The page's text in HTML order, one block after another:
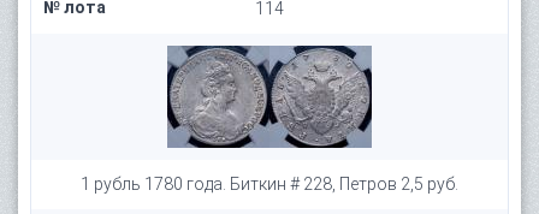
№ лота 114
1 рубль 1780 года. Биткин # 228, Петров 2,5 руб.